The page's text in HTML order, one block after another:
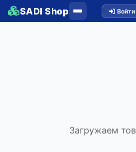
SADI Shop Войти
Загружаем